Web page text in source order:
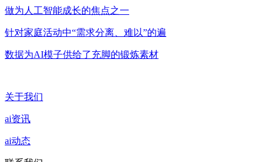
做为人工智能成长的焦点之一
针对家庭活动中“需求分离、难以”的遍
数据为AI模子供给了充脚的锻炼素材
关于我们
ai资讯
ai动态